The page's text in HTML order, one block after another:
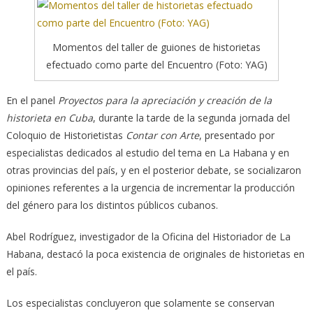
Momentos del taller de guiones de historietas
efectuado como parte del Encuentro (Foto: YAG)
En el panel Proyectos para la apreciación y creación de la
historieta en Cuba, durante la tarde de la segunda jornada del
Coloquio de Historietistas Contar con Arte, presentado por
especialistas dedicados al estudio del tema en La Habana y en
otras provincias del país, y en el posterior debate, se socializaron
opiniones referentes a la urgencia de incrementar la producción
del género para los distintos públicos cubanos.
Abel Rodríguez, investigador de la Oficina del Historiador de La
Habana, destacó la poca existencia de originales de historietas en
el país.
Los especialistas concluyeron que solamente se conservan